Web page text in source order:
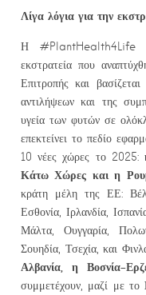
Λίγα λόγια για την
Η #PlantHealth4Life
εκστρατεία που
Επιτροπής και
αντιλήψεων και της
υγεία των φυτών σε
επεκτείνει το πεδίο
10 νέες χώρες το 2025:
Κάτω Χώρες και η
κράτη μέλη της ΕΕ:
Εσθονία, Ιρλανδία,
Μάλτα, Ουγγαρία,
Σουηδία, Τσεχία, και
Αλβανία, η Βοσνία-
συμμετέχουν, μαζί με το